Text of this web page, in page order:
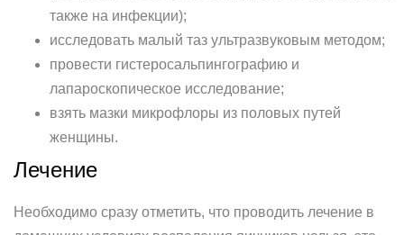
также на инфекции);
исследовать малый таз ультразвуковым методом;
провести гистеросальпингографию и
лапароскопическое исследование;
взять мазки микрофлоры из половых путей
женщины.
Лечение
Необходимо сразу отметить, что проводить лечение в